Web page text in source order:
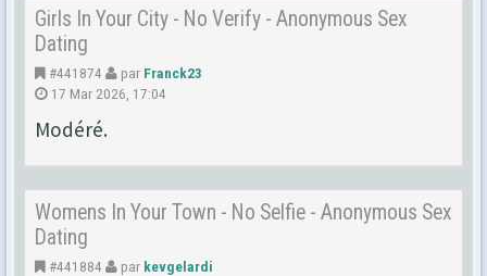
Girls In Your City - No Verify - Anonymous Sex
Dating
#441874 par Franck23
17 Mar 2026, 17:04
Modéré.
Womens In Your Town - No Selfie - Anonymous Sex
Dating
#441884 par kevgelardi